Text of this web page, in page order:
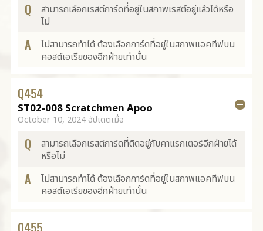
Q
สามารถเลือกเรสต์การ์ดที่อยู่ในสภาพเรสต์อยู่แล้วได้หรือ
ไม่
A
ไม่สามารถทำได้ ต้องเลือกการ์ดที่อยู่ในสภาพแอคทีฟบน
คอสต์เอเรียของอีกฝ่ายเท่านั้น
Q454
ST02-008 Scratchmen Apoo
October 10, 2024 อัปเดตเมื่อ
Q
สามารถเลือกเรสต์การ์ดที่ติดอยู่กับคาแรกเตอร์อีกฝ่ายได้
หรือไม่
A
ไม่สามารถทำได้ ต้องเลือกการ์ดที่อยู่ในสภาพแอคทีฟบน
คอสต์เอเรียของอีกฝ่ายเท่านั้น
Q455